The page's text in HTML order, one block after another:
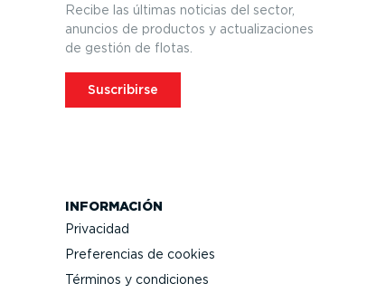
Recibe las últimas noticias del sector,
anuncios de productos y actua­li­za­ciones
de gestión de flotas.
Suscribirse
INFORMACIÓN
Privacidad
Prefe­rencias de cookies
Términos y condiciones